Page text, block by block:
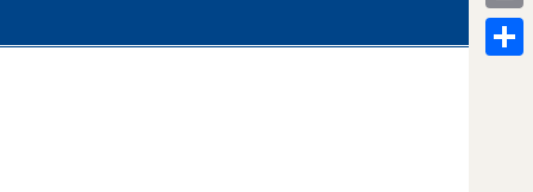
Mail
Print